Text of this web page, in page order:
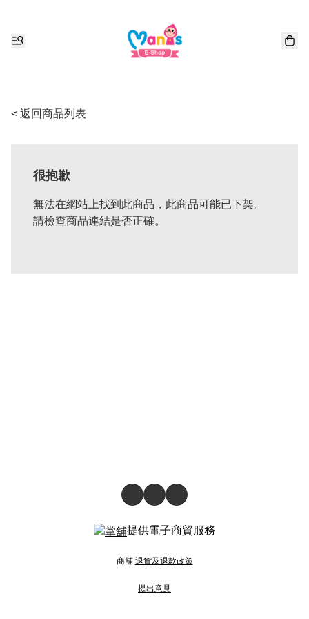
< 返回商品列表
很抱歉
無法在網站上找到此商品，此商品可能已下架。
請檢查商品連結是否正確。
提供電子商貿服務
商舖 退貨及退款政策
提出意見